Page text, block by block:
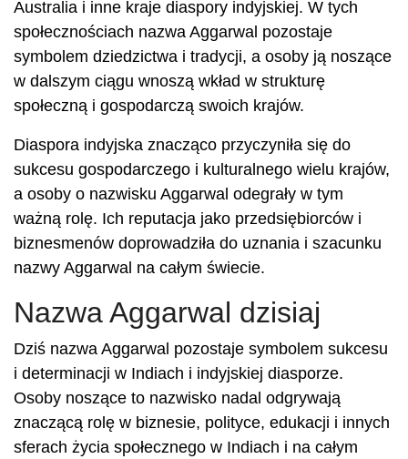
Australia i inne kraje diaspory indyjskiej. W tych
społecznościach nazwa Aggarwal pozostaje
symbolem dziedzictwa i tradycji, a osoby ją noszące
w dalszym ciągu wnoszą wkład w strukturę
społeczną i gospodarczą swoich krajów.
Diaspora indyjska znacząco przyczyniła się do
sukcesu gospodarczego i kulturalnego wielu krajów,
a osoby o nazwisku Aggarwal odegrały w tym
ważną rolę. Ich reputacja jako przedsiębiorców i
biznesmenów doprowadziła do uznania i szacunku
nazwy Aggarwal na całym świecie.
Nazwa Aggarwal dzisiaj
Dziś nazwa Aggarwal pozostaje symbolem sukcesu
i determinacji w Indiach i indyjskiej diasporze.
Osoby noszące to nazwisko nadal odgrywają
znaczącą rolę w biznesie, polityce, edukacji i innych
sferach życia społecznego w Indiach i na całym